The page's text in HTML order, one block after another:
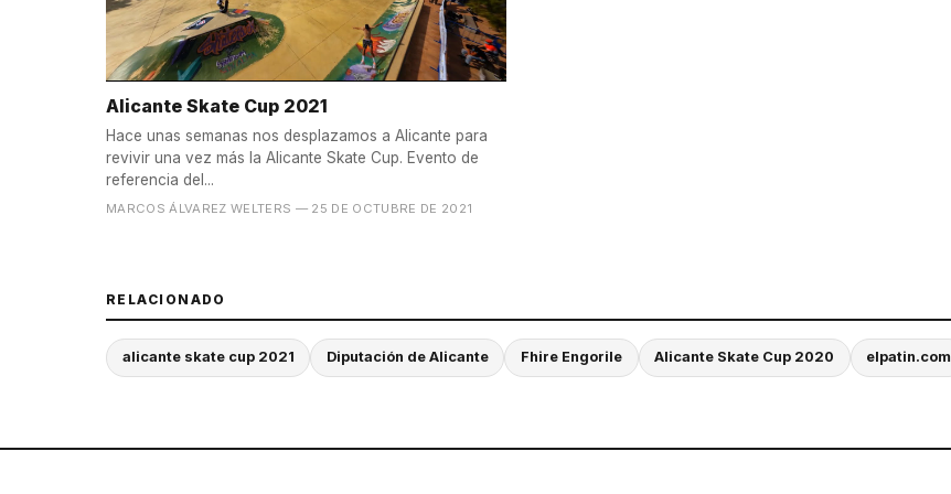
Alicante Skate Cup 2021
Hace unas semanas nos desplazamos a Alicante para
revivir una vez más la Alicante Skate Cup. Evento de
referencia del...
MARCOS ÁLVAREZ WELTERS — 25 DE OCTUBRE DE 2021
RELACIONADO
alicante skate cup 2021 Diputación de Alicante Fhire Engorile Alicante Skate Cup 2020 elpatin.com